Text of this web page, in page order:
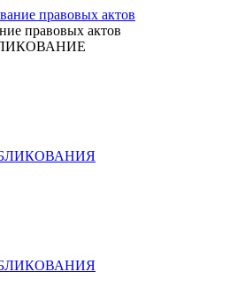
правовых актов